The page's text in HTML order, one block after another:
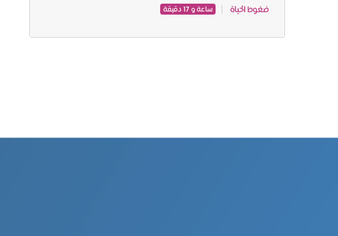
ضغوط الحياة ساعة و 17 دقيقة